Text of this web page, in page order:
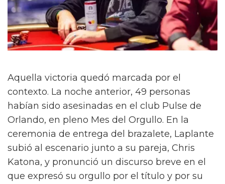
Aquella victoria quedó marcada por el
contexto. La noche anterior, 49 personas
habían sido asesinadas en el club Pulse de
Orlando, en pleno Mes del Orgullo. En la
ceremonia de entrega del brazalete, Laplante
subió al escenario junto a su pareja, Chris
Katona, y pronunció un discurso breve en el
que expresó su orgullo por el título y por su